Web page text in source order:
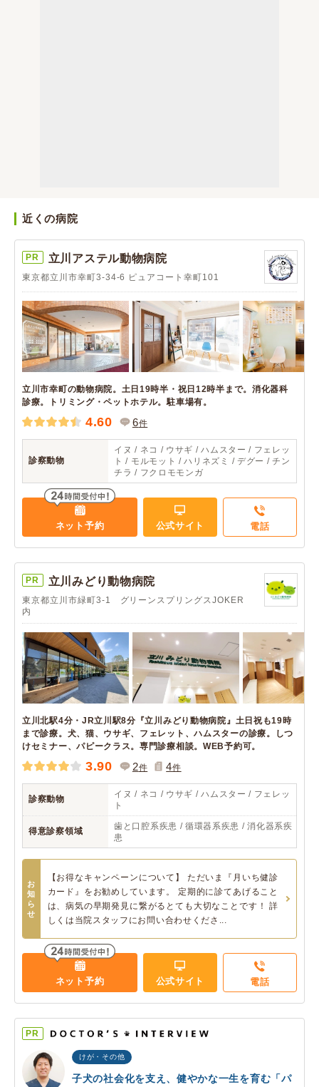
近くの病院
PR 立川アステル動物病院
東京都立川市幸町3-34-6 ピュアコート幸町101
立川市幸町の動物病院。土日19時半・祝日12時半まで。消化器科
診療。トリミング・ペットホテル。駐車場有。
4.60 6件
診察動物
イヌ / ネコ / ウサギ / ハムスター / フェレッ
ト / モルモット / ハリネズミ / デグー / チン
チラ / フクロモモンガ
ネット予約 公式サイト 電話
PR 立川みどり動物病院
東京都立川市緑町3-1 グリーンスプリングスJOKER
内
立川北駅4分・JR立川駅8分『立川みどり動物病院』土日祝も19時
まで診療。犬、猫、ウサギ、フェレット、ハムスターの診療。しつ
けセミナー、パピークラス。専門診療相談。WEB予約可。
3.90 2件 4件
診察動物
イヌ / ネコ / ウサギ / ハムスター / フェレッ
ト
得意診察領域
歯と口腔系疾患 / 循環器系疾患 / 消化器系疾
患
お
知
ら
せ
【お得なキャンペーンについて】 ただいま『月いち健診
カード』をお勧めしています。 定期的に診てあげること
は、病気の早期発見に繋がるとても大切なことです！ 詳
しくは当院スタッフにお問い合わせくださ...
ネット予約 公式サイト 電話
PR
けが・その他
子犬の社会化を支え、健やかな一生を育む「パ